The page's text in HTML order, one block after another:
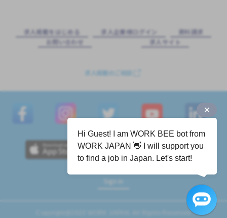
求⼈掲載をはじめる 求⼈企業様ログイン
資料請求
お問い合わせ
求⼈サイト
求人掲載のご相談
Sign in
Copyright@2023 WORK JAPAN. All Rights Reserved
Hi Guest! I am WORK BEE bot from
WORK JAPAN 👋 I will support you
to find a job in Japan. Let's start!